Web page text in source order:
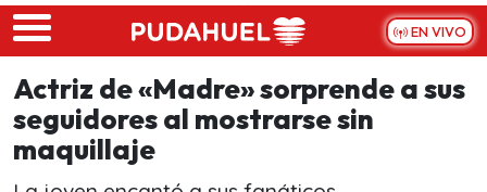
Skip to main content
EN VIVO
Actriz de «Madre» sorprende a sus
seguidores al mostrarse sin
maquillaje